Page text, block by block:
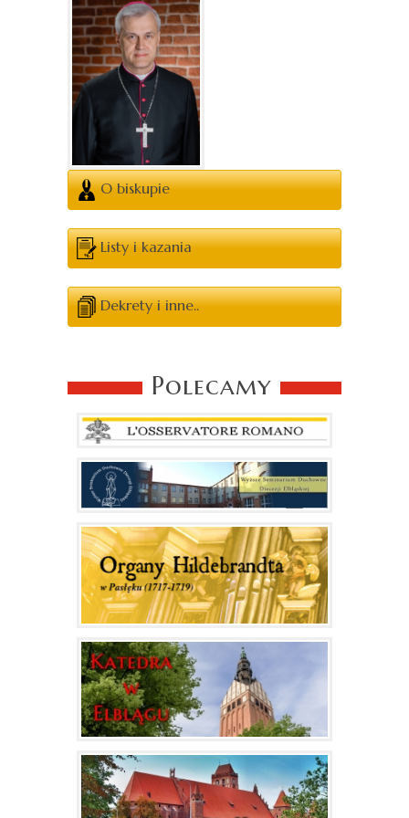
O biskupie
Listy i kazania
Dekrety i inne..
Polecamy